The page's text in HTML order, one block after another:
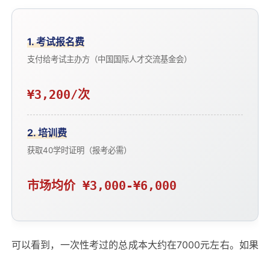
1. 考试报名费
支付给考试主办方（中国国际人才交流基金会）
¥3,200/次
2. 培训费
获取40学时证明（报考必需）
市场均价 ¥3,000-¥6,000
可以看到，一次性考过的总成本大约在7000元左右。如果